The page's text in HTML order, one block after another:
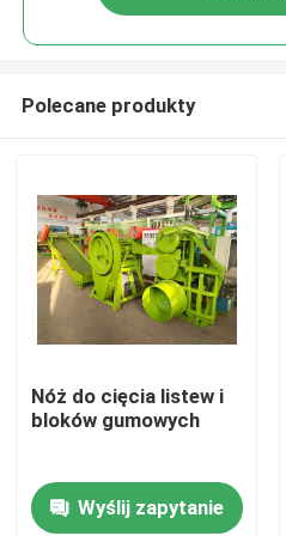
Dom
Produkty
Polecane produkty
Nóż do cięcia listew i
bloków gumowych
Wyślij zapytanie